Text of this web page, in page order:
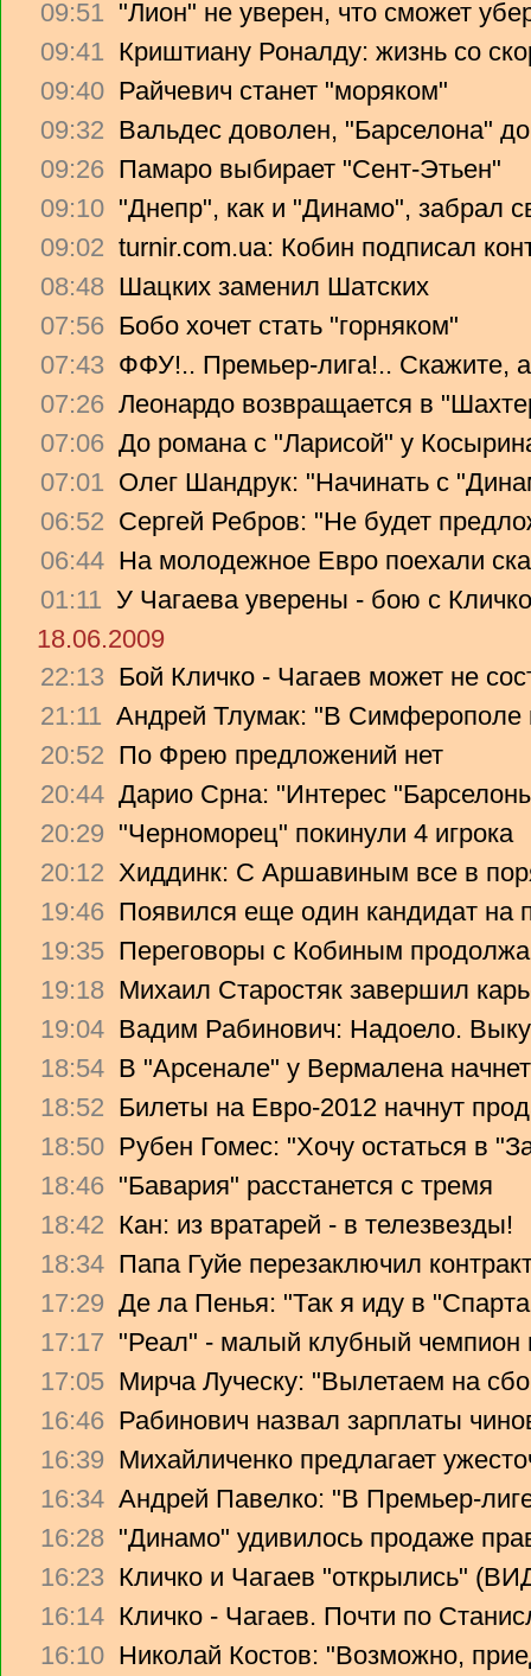
09:51 "Лион" не уверен, что сможет
09:41 Криштиану Роналду: жизнь со
09:40 Райчевич станет "моряком"
09:32 Вальдес доволен, "Барселона"
09:26 Памаро выбирает "Сент-Этьен"
09:10 "Днепр", как и "Динамо", забрал
09:02 turnir.com.ua: Кобин подписал
08:48 Шацких заменил Шатских
07:56 Бобо хочет стать "горняком"
07:43 ФФУ!.. Премьер-лига!.. Скажите,
07:26 Леонардо возвращается в
07:06 До романа с "Ларисой" у
07:01 Олег Шандрук: "Начинать с
06:52 Сергей Ребров: "Не будет
06:44 На молодежное Евро поехали
01:11 У Чагаева уверены - бою с
18.06.2009
22:13 Бой Кличко - Чагаев может не
21:11 Андрей Тлумак: "В Симферополе
20:52 По Фрею предложений нет
20:44 Дарио Срна: "Интерес
20:29 "Черноморец" покинули 4 игрока
20:12 Хиддинк: С Аршавиным все в
19:46 Появился еще один кандидат на
19:35 Переговоры с Кобиным
19:18 Михаил Старостяк завершил
19:04 Вадим Рабинович: Надоело.
18:54 В "Арсенале" у Вермалена
18:52 Билеты на Евро-2012 начнут
18:50 Рубен Гомес: "Хочу остаться в
18:46 "Бавария" расстанется с тремя
18:42 Кан: из вратарей - в телезвезды!
18:34 Папа Гуйе перезаключил
17:29 Де ла Пенья: "Так я иду в
17:17 "Реал" - малый клубный чемпион
17:05 Мирча Луческу: "Вылетаем на
16:46 Рабинович назвал зарплаты
16:39 Михайличенко предлагает
16:34 Андрей Павелко: "В Премьер-
16:28 "Динамо" удивилось продаже
16:23 Кличко и Чагаев "открылись"
16:14 Кличко - Чагаев. Почти по
16:10 Николай Костов: "Возможно,